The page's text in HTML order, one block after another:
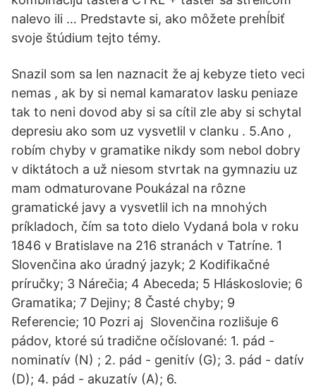
nalevo ili … Predstavte si, ako môžete prehĺbiť
svoje štúdium tejto témy.
Snazil som sa len naznacit že aj kebyze tieto veci
nemas , ak by si nemal kamaratov lasku peniaze
tak to neni dovod aby si sa cítil zle aby si schytal
depresiu ako som uz vysvetlil v clanku . 5.Ano ,
robím chyby v gramatike nikdy som nebol dobry
v diktátoch a už niesom stvrtak na gymnaziu uz
mam odmaturovane Poukázal na rôzne
gramatické javy a vysvetlil ich na mnohých
príkladoch, čím sa toto dielo Vydaná bola v roku
1846 v Bratislave na 216 stranách v Tatríne. 1
Slovenčina ako úradný jazyk; 2 Kodifikačné
príručky; 3 Nárečia; 4 Abeceda; 5 Hláskoslovie; 6
Gramatika; 7 Dejiny; 8 Časté chyby; 9
Referencie; 10 Pozri aj Slovenčina rozlišuje 6
pádov, ktoré sú tradične očíslované: 1. pád -
nominatív (N) ; 2. pád - genitív (G); 3. pád - datív
(D); 4. pád - akuzatív (A); 6.